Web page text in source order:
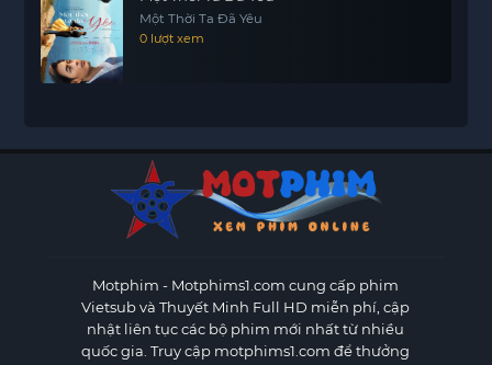
Một Thời Ta Đã Yêu
0 lượt xem
Motphim - Motphims1.com cung cấp phim
Vietsub và Thuyết Minh Full HD miễn phí, cập
nhật liên tục các bộ phim mới nhất từ nhiều
quốc gia. Truy cập motphims1.com để thưởng